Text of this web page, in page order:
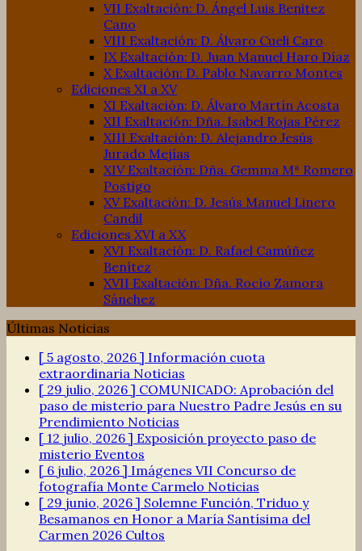
VII Exaltación: D. Ángel Luis Benitez
Cano
VIII Exaltación: D. Álvaro Cueli Caro
IX Exaltación: D. Juan Manuel Haro Díaz
X Exaltación: D. Pablo Navarro Montes
Ediciones XI a XV
XI Exaltación: D. Álvaro Martín Acosta
XII Exaltación: Dña. Isabel Rojas Pérez
XIII Exaltación: D. Alejandro Jesús
Jurado Mejías
XIV Exaltación: Dña. Gemma Mª Romero
Postigo
XV Exaltación: D. Jesús Manuel Linero
Candil
Ediciones XVI a XX
XVI Exaltación: D. Rafael Camúñez
Benítez
XVII Exaltación: Dña. Rocío Zamora
Sánchez
Últimas Noticias
[ 5 agosto, 2026 ] Información cuota
extraordinaria Noticias
[ 29 julio, 2026 ] COMUNICADO: Aprobación del
paso de misterio para Nuestro Padre Jesús en su
Prendimiento Noticias
[ 12 julio, 2026 ] Exposición proyecto paso de
misterio Eventos
[ 6 julio, 2026 ] Imágenes VII Concurso de
fotografía Monte Carmelo Noticias
[ 29 junio, 2026 ] Solemne Función, Triduo y
Besamanos en Honor a María Santísima del
Carmen 2026 Cultos